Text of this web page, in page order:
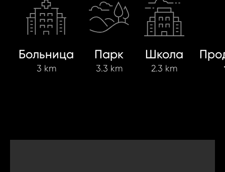
Больница
3 km
Парк
3.3 km
Школа
2.3 km